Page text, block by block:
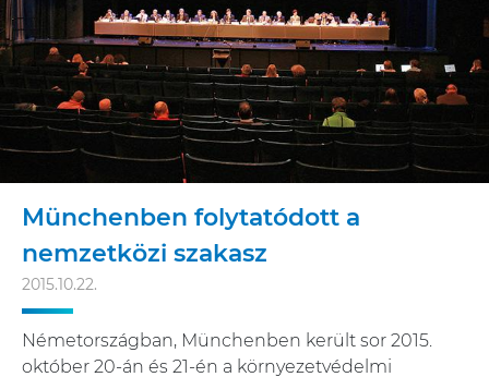
Münchenben folytatódott a
nemzetközi szakasz
2015.10.22.
Németországban, Münchenben került sor 2015.
október 20-án és 21-én a környezetvédelmi